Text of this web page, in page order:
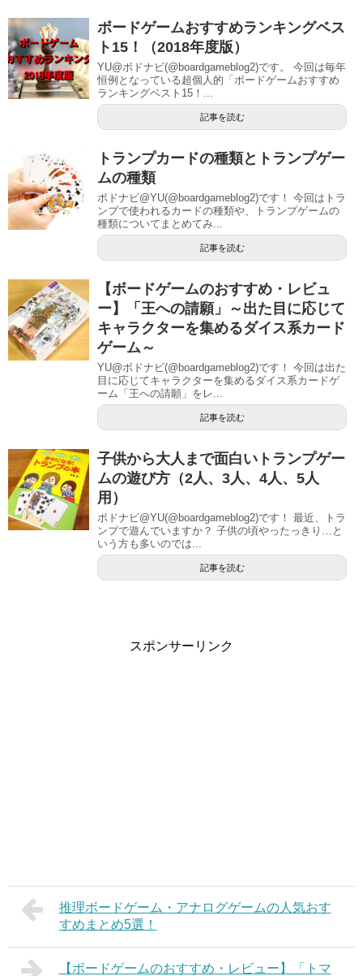
ボードゲームおすすめランキングベス
ト15！（2018年度版）
YU@ボドナビ(@boardgameblog2)です。 今回は毎年
恒例となっている超個人的「ボードゲームおすすめ
ランキングベスト15！...
記事を読む
トランプカードの種類とトランプゲー
ムの種類
ボドナビ@YU(@boardgameblog2)です！ 今回はトラ
ンプで使われるカードの種類や、トランプゲームの
種類についてまとめてみ...
記事を読む
【ボードゲームのおすすめ・レビュ
ー】「王への請願」～出た目に応じて
キャラクターを集めるダイス系カード
ゲーム～
YU@ボドナビ(@boardgameblog2)です！ 今回は出た
目に応じてキャラクターを集めるダイス系カードゲ
ーム「王への請願」をレ...
記事を読む
子供から大人まで面白いトランプゲー
ムの遊び方（2人、3人、4人、5人
用）
ボドナビ@YU(@boardgameblog2)です！ 最近、トラ
ンプで遊んでいますか？ 子供の頃やったっきり…と
いう方も多いのでは...
記事を読む
スポンサーリンク
推理ボードゲーム・アナログゲームの人気おす
すめまとめ5選！
【ボードゲームのおすすめ・レビュー】「トマ